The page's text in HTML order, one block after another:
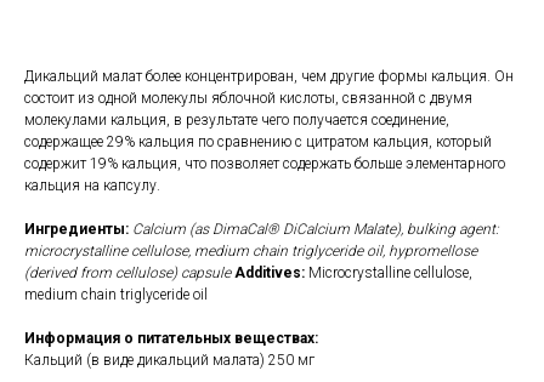
Дикальций малат более концентрирован, чем другие формы кальция. Он
состоит из одной молекулы яблочной кислоты, связанной с двумя
молекулами кальция, в результате чего получается соединение,
содержащее 29% кальция по сравнению с цитратом кальция, который
содержит 19% кальция, что позволяет содержать больше элементарного
кальция на капсулу.
Ингредиенты: Calcium (as DimaCal® DiCalcium Malate), bulking agent:
microcrystalline cellulose, medium chain triglyceride oil, hypromellose
(derived from cellulose) capsuleAdditives: Microcrystalline cellulose,
medium chain triglyceride oil
Информация о питательных веществах:
Кальций (в виде дикальций малата) 250 мг